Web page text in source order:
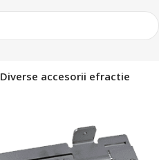
Diverse accesorii efractie